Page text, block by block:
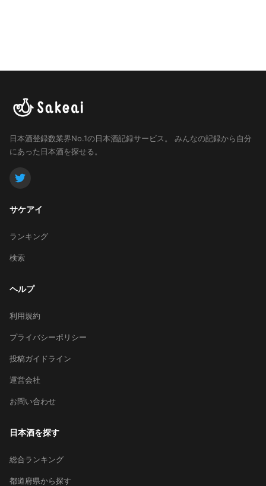
日本酒登録数業界No.1の日本酒記録サービス。
みんなの記録から自分
にあった日本酒を探せる。
サケアイ
ランキング
検索
ヘルプ
利用規約
プライバシーポリシー
投稿ガイドライン
運営会社
お問い合わせ
日本酒を探す
総合ランキング
都道府県から探す